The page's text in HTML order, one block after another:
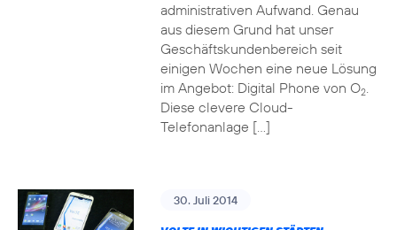
administrativen Aufwand. Genau
aus diesem Grund hat unser
Geschäftskundenbereich seit
einigen Wochen eine neue Lösung
im Angebot: Digital Phone von O2.
Diese clevere Cloud-
Telefonanlage […]
30. Juli 2014